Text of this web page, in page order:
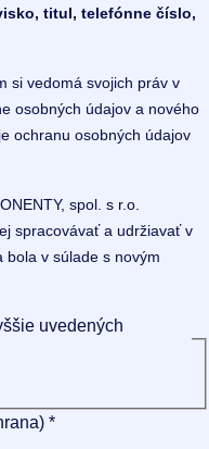
titul, telefónne číslo,
si vedomá svojich práv v
osobných údajov a nového
ochranu osobných údajov
spol. s r.o.
spracovávať a udržiavať v
bola v súlade s novým
uvedených
*